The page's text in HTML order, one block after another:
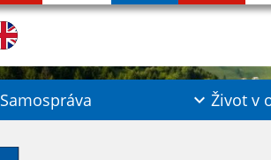
Samospráva Život v